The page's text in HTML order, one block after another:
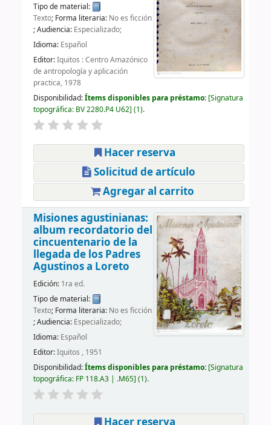
Tipo de material:
Texto; Forma literaria: No es ficción
; Audiencia: Especializado;
Idioma: Español
Editor:Iquitos : Centro Amazónico
de antropología y aplicación
practica, 1978
Disponibilidad:Ítems disponibles para préstamo: Signatura
topográfica: BV 2280.P4 U62 (1).
Hacer reserva
Solicitud de artículo
Agregar al carrito
Misiones agustinianas:
album recordatorio del
cincuentenario de la
llegada de los Padres
Agustinos a Loreto
Edición: 1ra ed.
Tipo de material:
Texto; Forma literaria: No es ficción
; Audiencia: Especializado;
Idioma: Español
Editor:Iquitos , 1951
Disponibilidad:Ítems disponibles para préstamo: Signatura
topográfica: FP 118.A3 | .M65 (1).